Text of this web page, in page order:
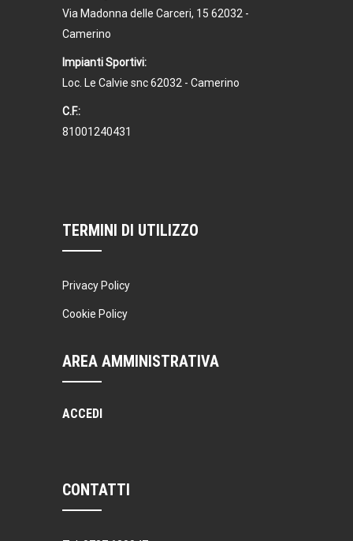
Via Madonna delle Carceri, 15 62032 -
Camerino
Impianti Sportivi:
Loc. Le Calvie snc 62032 - Camerino
C.F.:
81001240431
TERMINI DI UTILIZZO
Privacy Policy
Cookie Policy
AREA AMMINISTRATIVA
ACCEDI
CONTATTI